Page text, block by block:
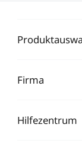
Firma
Hilfezentrum